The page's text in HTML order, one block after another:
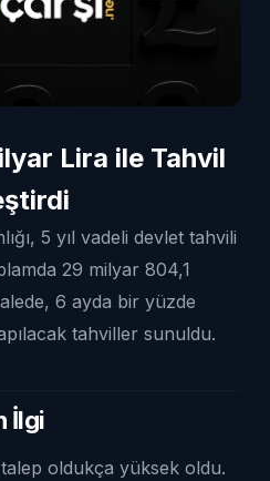
Lira ile Tahvil
5 yıl vadeli devlet tahvili
29 milyar 804,1
6 ayda bir yüzde
tahviller sunuldu.
İlgi
oldukça yüksek oldu.